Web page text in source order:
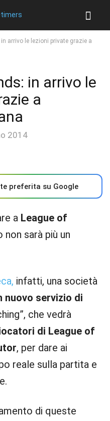
in arrivo le lezioni private grazie a
in arrivo le
a
2014
preferita su Google
a League of
non sarà più un
infatti, una società
nuovo servizio di
che vedrà
di League of
, per dare ai
reale sulla partita e
di queste